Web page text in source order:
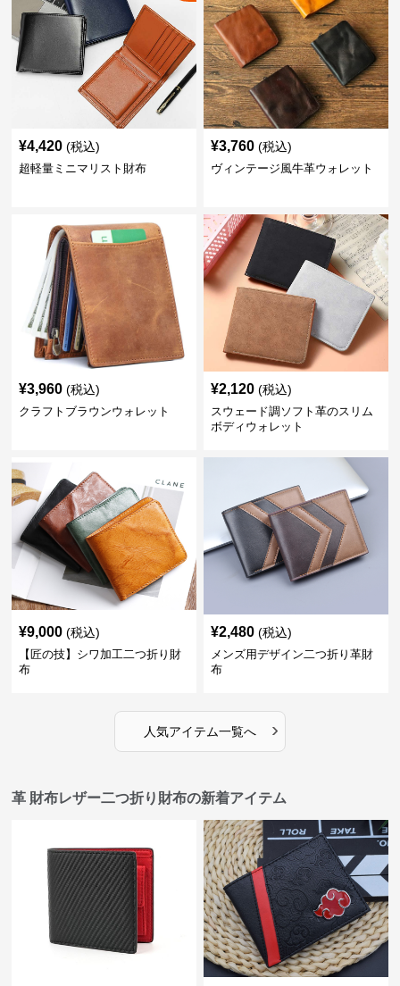
¥4,420 (税込)
超軽量ミニマリスト財布
¥3,760 (税込)
ヴィンテージ風牛革ウォレット
¥3,960 (税込)
クラフトブラウンウォレット
¥2,120 (税込)
スウェード調ソフト革のスリム
ボディウォレット
¥9,000 (税込)
【匠の技】シワ加工二つ折り財
布
¥2,480 (税込)
メンズ用デザイン二つ折り革財
布
人気アイテム一覧へ ›
革 財布レザー二つ折り財布の新着アイテム